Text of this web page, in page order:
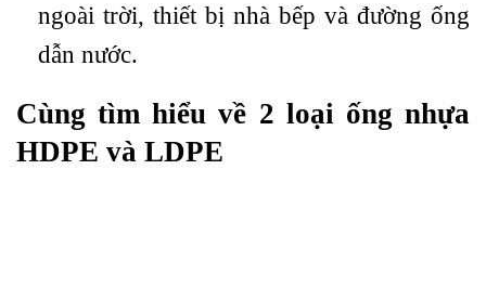
ngoài trời, thiết bị nhà bếp và đường ống
dẫn nước.
Cùng tìm hiểu về 2 loại ống nhựa
HDPE và LDPE